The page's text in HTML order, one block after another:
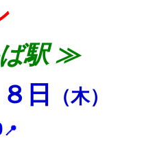
駅 ≫
日
（木）
📍